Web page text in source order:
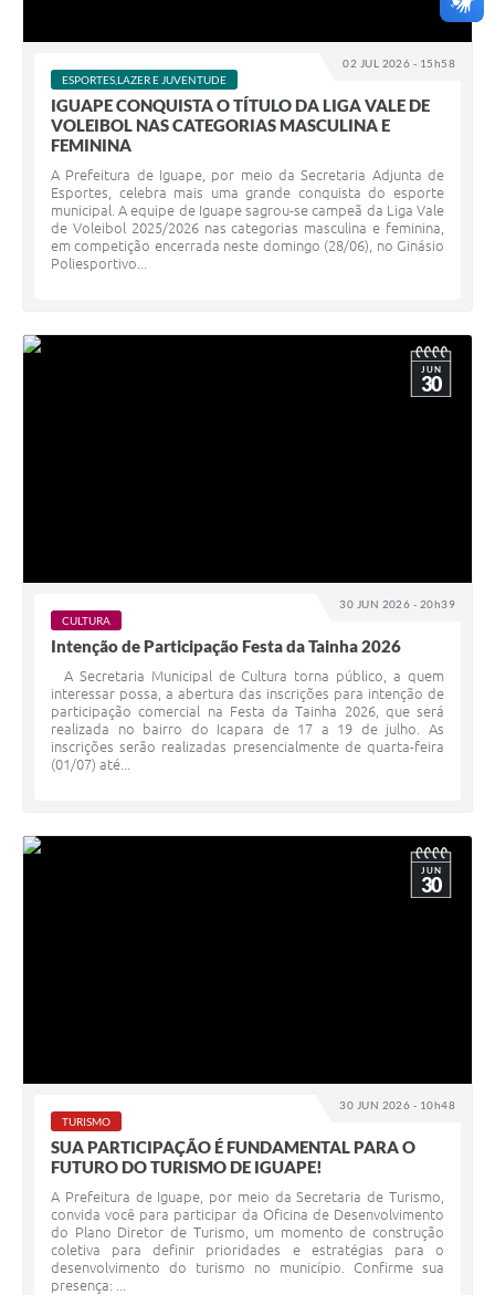
02 JUL 2026 - 15h58
ESPORTES,LAZER E JUVENTUDE
IGUAPE CONQUISTA O TÍTULO DA LIGA VALE DE
VOLEIBOL NAS CATEGORIAS MASCULINA E
FEMININA
A Prefeitura de Iguape, por meio da Secretaria Adjunta de
Esportes, celebra mais uma grande conquista do esporte
municipal. A equipe de Iguape sagrou-se campeã da Liga Vale
de Voleibol 2025/2026 nas categorias masculina e feminina,
em competição encerrada neste domingo (28/06), no Ginásio
Poliesportivo...
30 JUN 2026 - 20h39
JUN
30
CULTURA
Intenção de Participação Festa da Tainha 2026
A Secretaria Municipal de Cultura torna público, a quem
interessar possa, a abertura das inscrições para intenção de
participação comercial na Festa da Tainha 2026, que será
realizada no bairro do Icapara de 17 a 19 de julho. As
inscrições serão realizadas presencialmente de quarta-feira
(01/07) até...
30 JUN 2026 - 10h48
JUN
30
TURISMO
SUA PARTICIPAÇÃO É FUNDAMENTAL PARA O
FUTURO DO TURISMO DE IGUAPE!
A Prefeitura de Iguape, por meio da Secretaria de Turismo,
convida você para participar da Oficina de Desenvolvimento
do Plano Diretor de Turismo, um momento de construção
coletiva para definir prioridades e estratégias para o
desenvolvimento do turismo no município. Confirme sua
presença: ...